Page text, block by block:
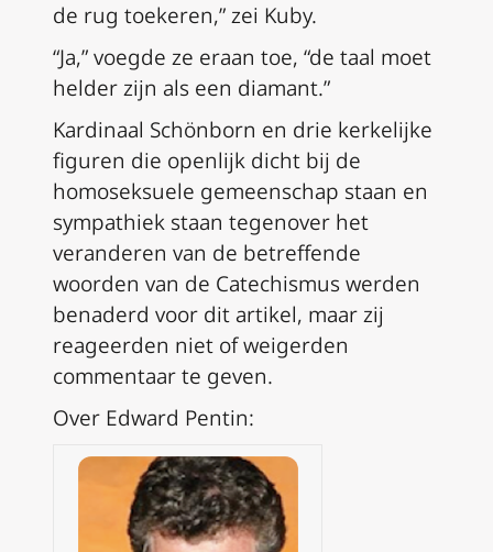
de rug toekeren,” zei Kuby.
“Ja,” voegde ze eraan toe, “de taal moet
helder zijn als een diamant.”
Kardinaal Schönborn en drie kerkelijke
figuren die openlijk dicht bij de
homoseksuele gemeenschap staan en
sympathiek staan tegenover het
veranderen van de betreffende
woorden van de Catechismus werden
benaderd voor dit artikel, maar zij
reageerden niet of weigerden
commentaar te geven.
Over Edward Pentin: